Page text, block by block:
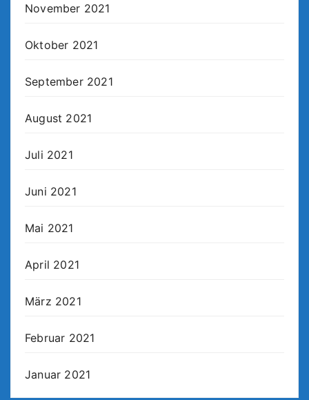
November 2021
Oktober 2021
September 2021
August 2021
Juli 2021
Juni 2021
Mai 2021
April 2021
März 2021
Februar 2021
Januar 2021